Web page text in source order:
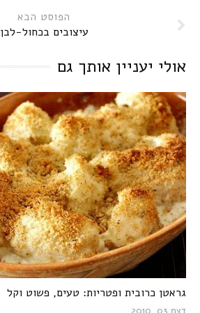
הפוסט הבא
עיצובים בכחול-לבן
אולי יעניין אותך גם
גראטן כרובית ופטריות: טעים, פשוט וקל